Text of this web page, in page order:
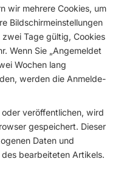
wir mehrere Cookies, um
Bildschirmeinstellungen
Tage gültig, Cookies
Wenn Sie „Angemeldet
Wochen lang
werden die Anmelde-
veröffentlichen, wird
gespeichert. Dieser
Daten und
bearbeiteten Artikels.